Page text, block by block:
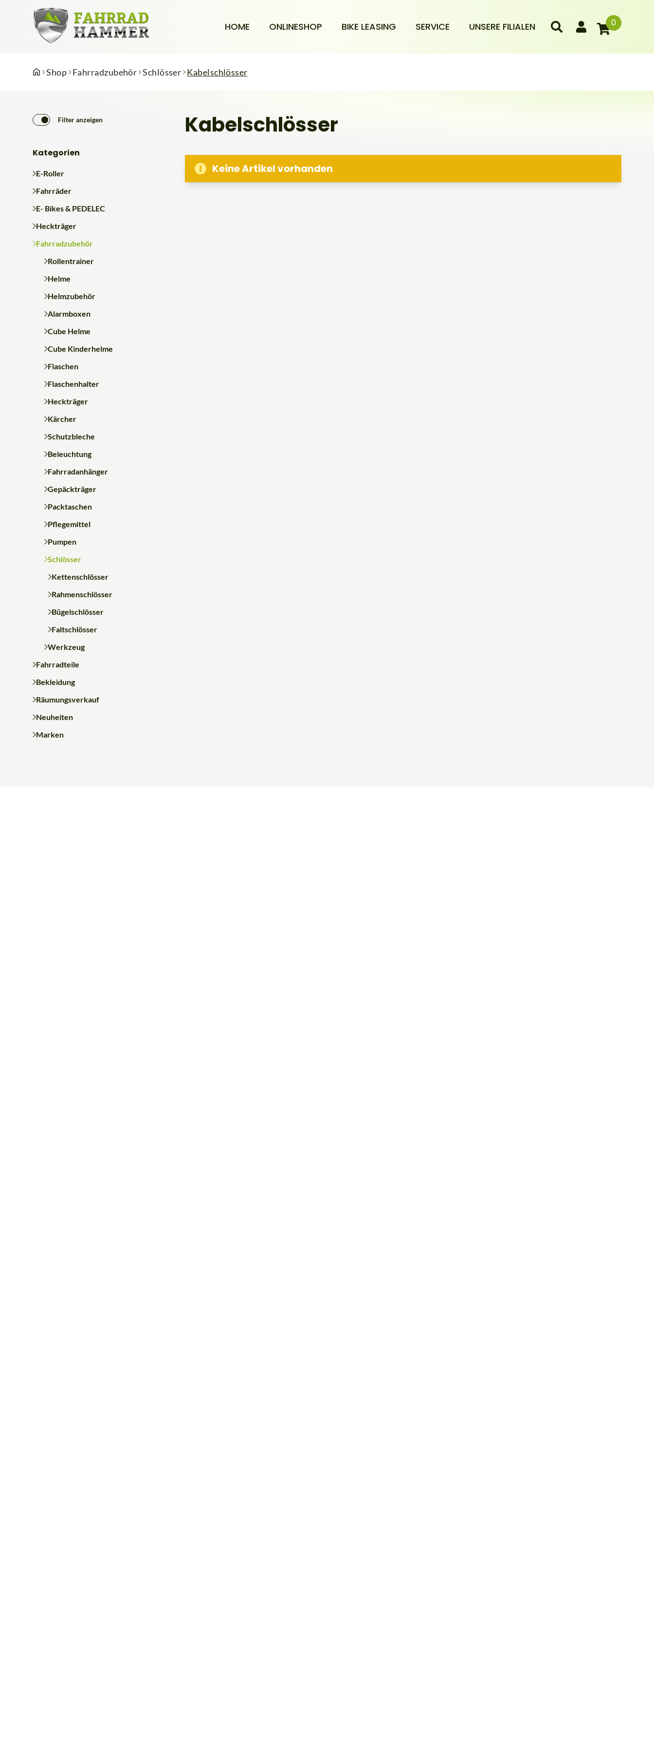
HOME ONLINESHOP BIKE LEASING SERVICE UNSERE FILIALEN 0
Shop Fahrradzubehör Schlösser Kabelschlösser
Filter anzeigen Kabelschlösser
Kategorien
E-Roller
Fahrräder
E- Bikes & PEDELEC
Heckträger
Fahrradzubehör
Rollentrainer
Helme
Helmzubehör
Alarmboxen
Cube Helme
Cube Kinderhelme
Flaschen
Flaschenhalter
Heckträger
Kärcher
Schutzbleche
Beleuchtung
Fahrradanhänger
Gepäckträger
Packtaschen
Pflegemittel
Pumpen
Schlösser
Kettenschlösser
Rahmenschlösser
Bügelschlösser
Faltschlösser
Werkzeug
Fahrradteile
Bekleidung
Räumungsverkauf
Neuheiten
Marken
Keine Artikel vorhanden